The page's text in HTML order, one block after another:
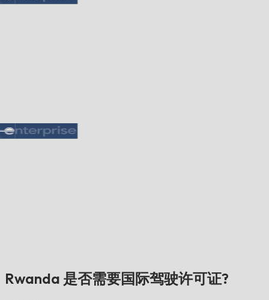
Rwanda 是否需要国际驾驶许可证?